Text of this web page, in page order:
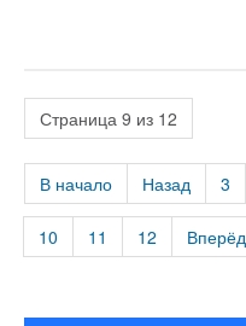
Страница 9 из 12
В начало Назад 3
10 11 12 Вперёд